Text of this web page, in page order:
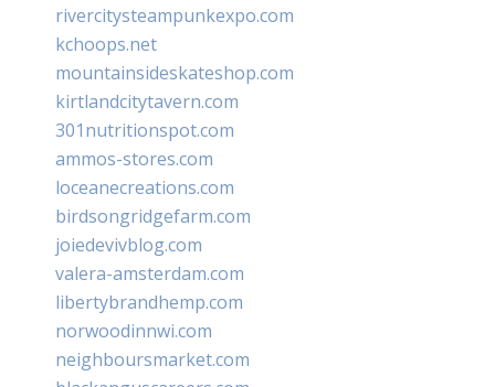
rivercitysteampunkexpo.com
kchoops.net
mountainsideskateshop.com
kirtlandcitytavern.com
301nutritionspot.com
ammos-stores.com
loceanecreations.com
birdsongridgefarm.com
joiedevivblog.com
valera-amsterdam.com
libertybrandhemp.com
norwoodinnwi.com
neighboursmarket.com